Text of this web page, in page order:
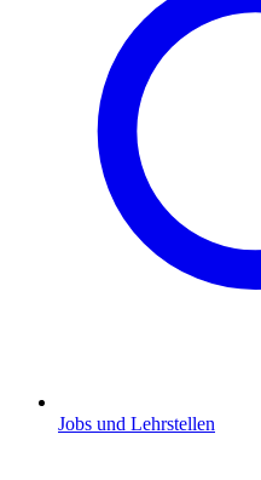
Jobs und Lehrstellen